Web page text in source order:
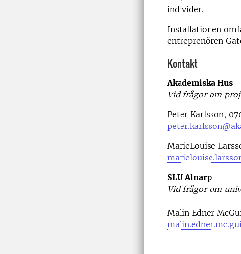
individer.
Installationen
entreprenören
Kontakt
Akademiska Hus
Vid frågor om
Peter Karlsson,
MarieLouise
SLU Alnarp
Vid frågor om
Malin Edner